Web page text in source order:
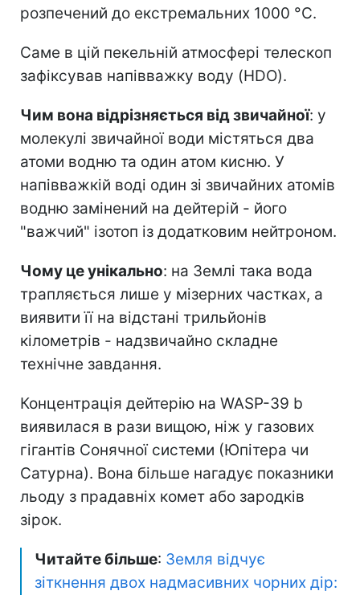
розпечений до екстремальних 1000 °C.
Саме в цій пекельній атмосфері телескоп
зафіксував напівважку воду (HDO).
Чим вона відрізняється від звичайної: у
молекулі звичайної води містяться два
атоми водню та один атом кисню. У
напівважкій воді один зі звичайних атомів
водню замінений на дейтерій - його
"важчий" ізотоп із додатковим нейтроном.
Чому це унікально: на Землі така вода
трапляється лише у мізерних частках, а
виявити її на відстані трильйонів
кілометрів - надзвичайно складне
технічне завдання.
Концентрація дейтерію на WASP-39 b
виявилася в рази вищою, ніж у газових
гігантів Сонячної системи (Юпітера чи
Сатурна). Вона більше нагадує показники
льоду з прадавніх комет або зародків
зірок.
Читайте більше: Земля відчує
зіткнення двох надмасивних чорних дір: